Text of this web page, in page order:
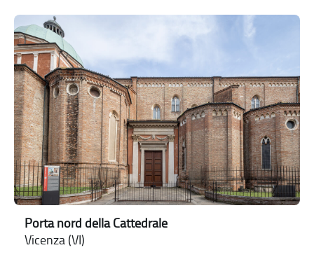
Porta nord della Cattedrale
Vicenza (VI)